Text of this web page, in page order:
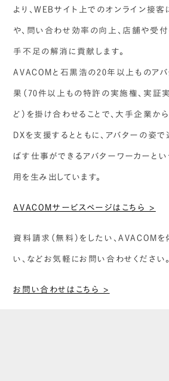
より、WEBサイト上でのオンライン接
や、問い合わせ効率の向上、店舗や受
手不足の解消に貢献します。
AVACOMと石黒浩の20年以上ものア
果（70件以上もの特許の実施権、実証
ど）を掛け合わせることで、大手企業か
DXを支援するとともに、アバターの姿
ばす仕事ができるアバターワーカーと
用を生み出しています。
AVACOMサービスページはこちら >
資料請求（無料）をしたい、AVACOMを
い、などお気軽にお問い合わせください。
お問い合わせはこちら >